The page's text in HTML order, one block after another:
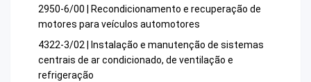
2950-6/00 | Recondicionamento e recuperação de
motores para veículos automotores
4322-3/02 | Instalação e manutenção de sistemas
centrais de ar condicionado, de ventilação e
refrigeração